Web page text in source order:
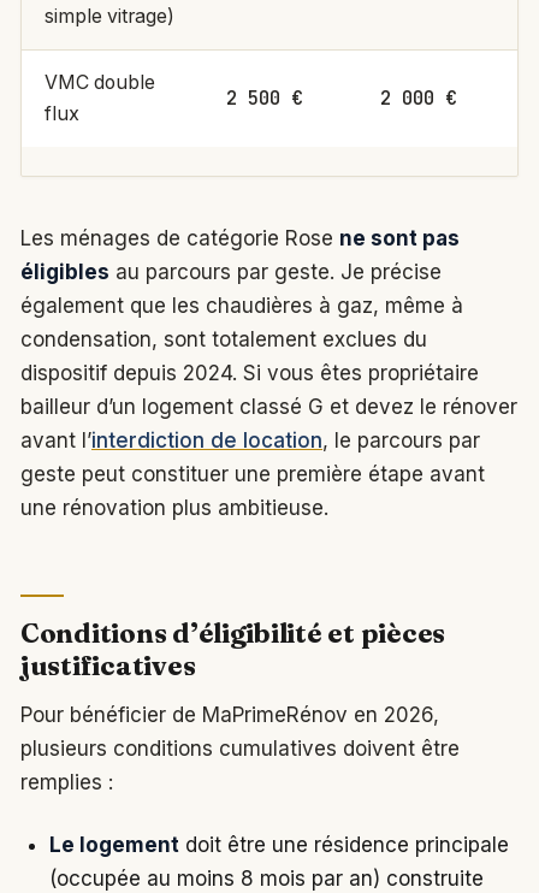
simple vitrage)
VMC double
flux
2 500 € 2 000 €
Les ménages de catégorie Rose ne sont pas
éligibles au parcours par geste. Je précise
également que les chaudières à gaz, même à
condensation, sont totalement exclues du
dispositif depuis 2024. Si vous êtes propriétaire
bailleur d’un logement classé G et devez le rénover
avant l’interdiction de location, le parcours par
geste peut constituer une première étape avant
une rénovation plus ambitieuse.
Conditions d’éligibilité et pièces
justificatives
Pour bénéficier de MaPrimeRénov en 2026,
plusieurs conditions cumulatives doivent être
remplies :
Le logementdoit être une résidence principale
(occupée au moins 8 mois par an) construite